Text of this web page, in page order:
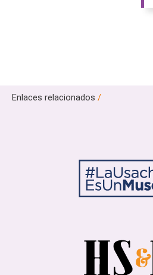
Enlaces relacionados /